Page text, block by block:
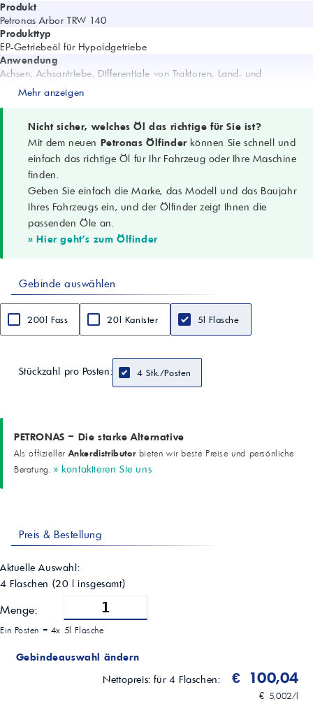
Produkt
Petronas Arbor TRW 140
Produkttyp
EP-Getriebeöl für Hypoidgetriebe
Anwendung
Achsen, Achsantriebe, Differentiale von Traktoren, Land- und
Erdbaumaschinen
SAE-Klasse
85W-140
Leistungsniveau
API GL-5
ZF TE-ML
05A, 12E, 16D, 21A
Weitere Spezifikation
MIL-L-2105 D
Dichte (15°C)
0,905 g/cm³ (ASTM D4052)
Viskosität @100°C
26,9 cSt (ASTM D445)
Viskositätsindex
Flammpunkt COC
220 °C (ASTM D92)
Stockpunkt
-12 °C (ASTM D97)
Farbe
Aussehen
B. & C.
Produktcode
3658
Mehr anzeigen
Nicht sicher, welches Öl das richtige für Sie ist?
Mit dem neuen Petronas Ölfinder können Sie schnell und
einfach das richtige Öl für Ihr Fahrzeug oder Ihre Maschine
finden.
Geben Sie einfach die Marke, das Modell und das Baujahr
Ihres Fahrzeugs ein, und der Ölfinder zeigt Ihnen die
passenden Öle an.
» Hier geht's zum Ölfinder
Gebinde auswählen
200l Fass 20l Kanister 5l Flasche
Stückzahl pro Posten: 4 Stk./Posten
PETRONAS – Die starke Alternative
Als offiziellerAnkerdistributorbieten wir beste Preise und persönliche
Beratung. » kontaktieren Sie uns
Preis & Bestellung
Aktuelle Auswahl:
4 Flaschen (20 l insgesamt)
Menge:
Ein Posten = 4x 5l Flasche
Gebindeauswahl ändern
Nettopreis:für 4 Flaschen: € 100,04
€ 5,002/l